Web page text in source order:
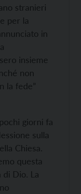
stranieri
per la
in
insieme
non
la fede”
giorni fa
sulla
Chiesa.
questa
Dio. La